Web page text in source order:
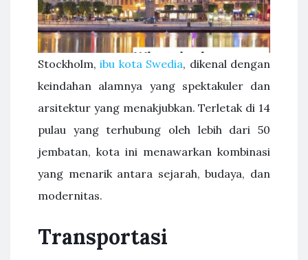
Stockholm,ibu kota Swedia, dikenal dengan
keindahan alamnya yang spektakuler dan
arsitektur yang menakjubkan. Terletak di 14
pulau yang terhubung oleh lebih dari 50
jembatan, kota ini menawarkan kombinasi
yang menarik antara sejarah, budaya, dan
modernitas.
Transportasi